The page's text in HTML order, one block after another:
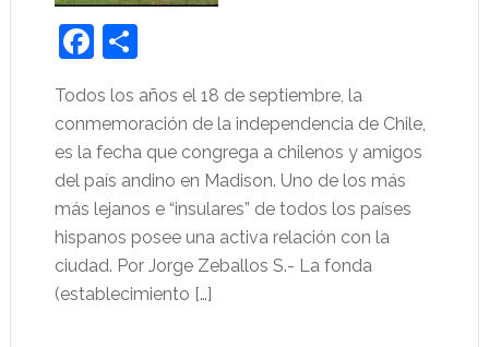
Facebook
Share
Todos los años el 18 de septiembre, la
conmemoración de la independencia de Chile,
es la fecha que congrega a chilenos y amigos
del país andino en Madison. Uno de los más
más lejanos e “insulares” de todos los países
hispanos posee una activa relación con la
ciudad. Por Jorge Zeballos S.- La fonda
(establecimiento […]